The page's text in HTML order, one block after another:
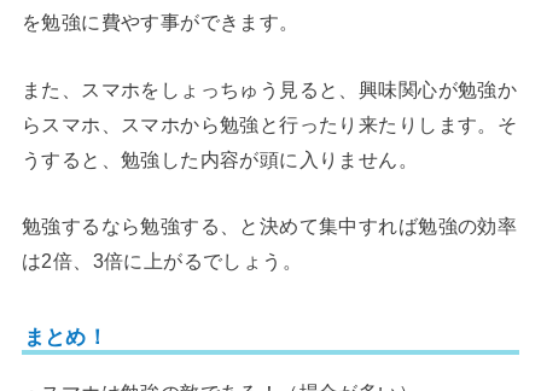
を勉強に費やす事ができます。
また、スマホをしょっちゅう見ると、興味関心が勉強か
らスマホ、スマホから勉強と行ったり来たりします。そ
うすると、勉強した内容が頭に入りません。
勉強するなら勉強する、と決めて集中すれば勉強の効率
は2倍、3倍に上がるでしょう。
まとめ！